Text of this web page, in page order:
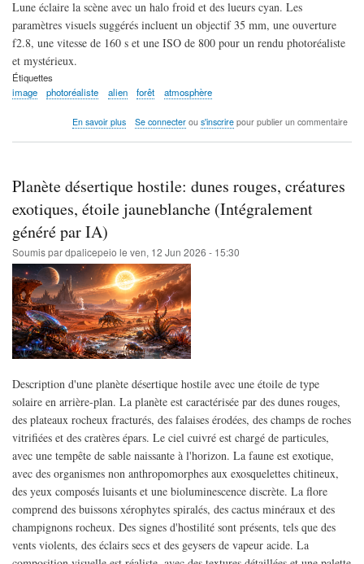
Lune éclaire la scène avec un halo froid et des lueurs cyan. Les
paramètres visuels suggérés incluent un objectif 35 mm, une ouverture
f2.8, une vitesse de 160 s et une ISO de 800 pour un rendu photoréaliste
et mystérieux.
Étiquettes
image
photoréaliste alien forêt atmosphère
En savoir plussur
d'un
OVNI
tétraédrique
(Intégralement
généré
par
IA)
Se connecterou s'inscrirepour publier un commentaire
Planète désertique hostile: dunes rouges, créatures
exotiques, étoile jauneblanche (Intégralement
généré par IA)
Soumis pardpalicepeio le ven, 12 Jun 2026 - 15:30
Description d'une planète désertique hostile avec une étoile de type
solaire en arrière-plan. La planète est caractérisée par des dunes rouges,
des plateaux rocheux fracturés, des falaises érodées, des champs de roches
vitrifiées et des cratères épars. Le ciel cuivré est chargé de particules,
avec une tempête de sable naissante à l'horizon. La faune est exotique,
avec des organismes non anthropomorphes aux exosquelettes chitineux,
des yeux composés luisants et une bioluminescence discrète. La flore
comprend des buissons xérophytes spiralés, des cactus minéraux et des
champignons rocheux. Des signes d'hostilité sont présents, tels que des
vents violents, des éclairs secs et des geysers de vapeur acide. La